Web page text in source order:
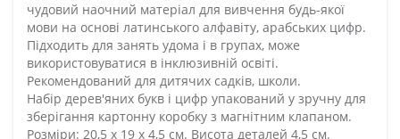
чудовий наочний матеріал для вивчення будь-якої
мови на основі латинського алфавіту, арабських цифр.
Підходить для занять удома і в групах, може
використовуватися в інклюзивній освіті.
Рекомендований для дитячих садків, школи.
Набір дерев'яних букв і цифр упакований у зручну для
зберігання картонну коробку з магнітним клапаном.
Розміри: 20,5 х 19 х 4,5 см. Висота деталей 4,5 см.